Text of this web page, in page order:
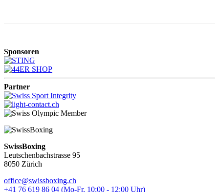
Sponsoren
Partner
SwissBoxing
Leutschenbachstrasse 95
8050 Zürich
office@swissboxing.ch
+41 76 619 86 04 (Mo-Fr, 10:00 - 12:00 Uhr)